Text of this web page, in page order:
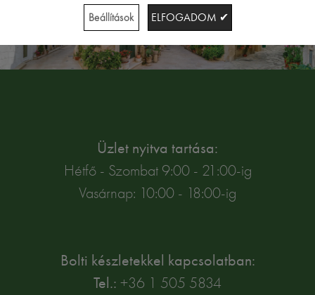
Üzlet nyitva tartása:
Hétfő - Szombat 9:00 - 21:00-ig
Vasárnap: 10:00 - 18:00-ig
Bolti készletekkel kapcsolatban:
Tel.: +36 1 505 5834
Beállítások ELFOGADOM ✔